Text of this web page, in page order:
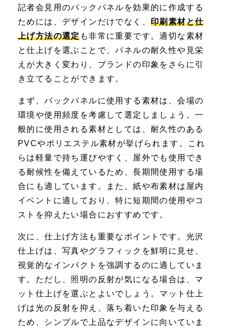
記者会見用のバックパネルを効果的に作成する
ためには、デザインだけでなく、 印刷素材と仕
上げ方法の選定も非常に重要です。適切な素材
と仕上げを選ぶことで、パネルの耐久性や見栄
えが大きく変わり、ブランドの印象をさらに引
き立てることができます。
まず、バックパネルに使用する素材は、会場の
環境や使用頻度を考慮して選定しましょう。一
般的に使用される素材としては、耐久性のある
PVCやポリエステル素材が挙げられます。これ
らは軽量で持ち運びやすく、屋外でも使用でき
る耐候性を備えているため、長期間使用する場
合にも適しています。また、紙や布素材は屋内
イベントに適しており、特に短期間の使用やコ
ストを抑えたい場合におすすめです。
次に、仕上げ方法も重要なポイントです。光沢
仕上げは、写真やグラフィックを鮮明に見せ、
視覚的なインパクトを強調するのに適していま
す。ただし、照明の反射が気になる場合は、マ
ット仕上げを選ぶとよいでしょう。マット仕上
げは光の反射を抑え、落ち着いた印象を与える
ため、シンプルで上品なデザインに向いていま